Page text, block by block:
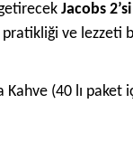
Jacobs
pratikliği ve lezzeti
Kahve (40 lı paket